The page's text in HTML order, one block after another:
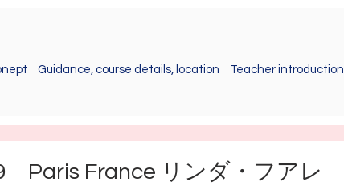
Guidance, course details, location Teacher introduction
Paris France リンダ・フアレ